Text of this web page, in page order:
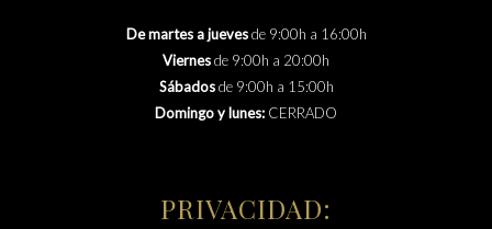
De martes a juevesde 9:00h a 16:00h
Viernesde 9:00h a 20:00h
Sábadosde 9:00h a 15:00h
Domingo y lunes: CERRADO
PRIVACIDAD: